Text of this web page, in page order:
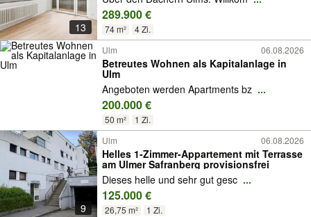
13
289.900 €
74 m²
4 Zi.
Ulm
06.08.2026
Betreutes Wohnen als Kapitalanlage in
Ulm
Angeboten werden Apartments bz ...
200.000 €
50 m² 1 Zi.
9
Ulm 06.08.2026
Helles 1-Zimmer-Appartement mit Terrasse
am Ulmer Safranberg provisionsfrei
Dieses helle und sehr gut gesc ...
125.000 €
26,75 m² 1 Zi.